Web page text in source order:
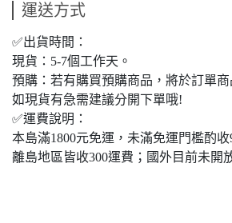
運送方式
✅出貨時間：
現貨：5-7個工作天。
預購：若有購買預購商品，將於訂單商
如現貨有急需建議分開下單哦!
✅運費說明：
本島滿1800元免運，未滿免運門檻酌收
離島地區皆收300運費；國外目前未開